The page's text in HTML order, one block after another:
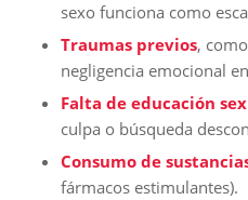
sexo funciona como
Traumas previos,
negligencia emocional
Falta de educación
culpa o búsqueda
Consumo de
fármacos estimulantes).